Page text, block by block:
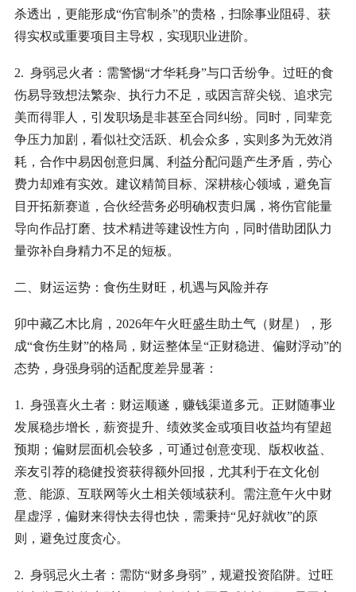
杀透出，更能形成“伤官制杀”的贵格，扫除事业阻碍、获
得实权或重要项目主导权，实现职业进阶。
2. 身弱忌火者：需警惕“才华耗身”与口舌纷争。过旺的食
伤易导致想法繁杂、执行力不足，或因言辞尖锐、追求完
美而得罪人，引发职场是非甚至合同纠纷。同时，同辈竞
争压力加剧，看似社交活跃、机会众多，实则多为无效消
耗，合作中易因创意归属、利益分配问题产生矛盾，劳心
费力却难有实效。建议精简目标、深耕核心领域，避免盲
目开拓新赛道，合伙经营务必明确权责归属，将伤官能量
导向作品打磨、技术精进等建设性方向，同时借助团队力
量弥补自身精力不足的短板。
二、财运运势：食伤生财旺，机遇与风险并存
卯中藏乙木比肩，2026年午火旺盛生助土气（财星），形
成“食伤生财”的格局，财运整体呈“正财稳进、偏财浮动”的
态势，身强身弱的适配度差异显著：
1. 身强喜火土者：财运顺遂，赚钱渠道多元。正财随事业
发展稳步增长，薪资提升、绩效奖金或项目收益均有望超
预期；偏财层面机会较多，可通过创意变现、版权收益、
亲友引荐的稳健投资获得额外回报，尤其利于在文化创
意、能源、互联网等火土相关领域获利。需注意午火中财
星虚浮，偏财来得快去得也快，需秉持“见好就收”的原
则，避免过度贪心。
2. 身弱忌火土者：需防“财多身弱”，规避投资陷阱。过旺